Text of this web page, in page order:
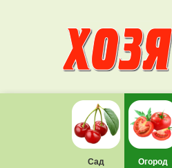
Сад Огород